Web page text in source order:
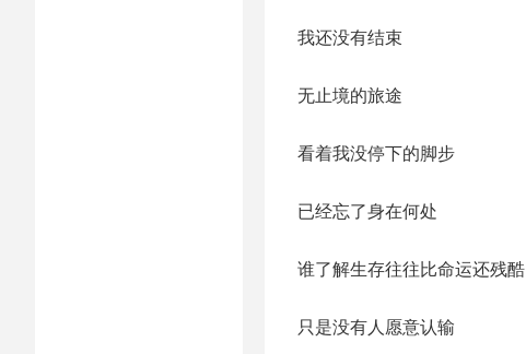
我还没有结束
无止境的旅途
看着我没停下的脚步
已经忘了身在何处
谁了解生存往往比命运还残酷
只是没有人愿意认输